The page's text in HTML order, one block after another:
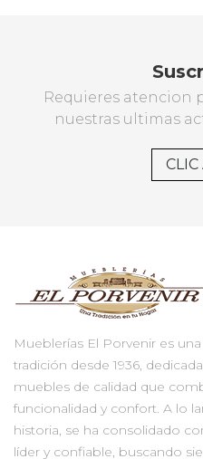
Requieres atencion
nuestras ultimas
CLIC
Mueblerías El Porvenir es
tradición desde 1936,
muebles de calidad que
funcionalidad y confort. A lo
historia, se ha consolidado
líder y confiable, buscando